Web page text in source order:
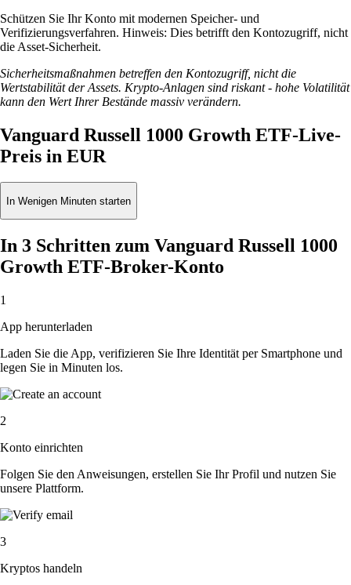
Schützen Sie Ihr Konto mit modernen Speicher- und
Verifizierungsverfahren. Hinweis: Dies betrifft den Kontozugriff, nicht
die Asset-Sicherheit.
Sicherheitsmaßnahmen betreffen den Kontozugriff, nicht die
Wertstabilität der Assets. Krypto-Anlagen sind riskant - hohe Volatilität
kann den Wert Ihrer Bestände massiv verändern.
Vanguard Russell 1000 Growth ETF-Live-
Preis in EUR
In Wenigen Minuten starten
In 3 Schritten zum Vanguard Russell 1000
Growth ETF-Broker-Konto
1
App herunterladen
Laden Sie die App, verifizieren Sie Ihre Identität per Smartphone und
legen Sie in Minuten los.
2
Konto einrichten
Folgen Sie den Anweisungen, erstellen Sie Ihr Profil und nutzen Sie
unsere Plattform.
3
Kryptos handeln